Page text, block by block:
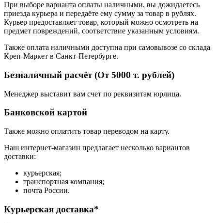
При выборе варианта оплаты наличными, вы дожидаетесь
приезда курьера и передаёте ему сумму за товар в рублях.
Курьер предоставляет товар, который можно осмотреть на
предмет повреждений, соответствие указанным условиям.
Также оплата наличными доступна при самовывозе со склада
Креп-Маркет в Санкт-Петербурге.
Безналичный расчёт (От 5000 т. рублей)
Менеджер выставит вам счет по реквизитам юрлица.
Банковской картой
Также можно оплатить товар переводом на карту.
Наш интернет-магазин предлагает несколько вариантов
доставки:
курьерская;
транспортная компания;
почта России.
Курьерская доставка*